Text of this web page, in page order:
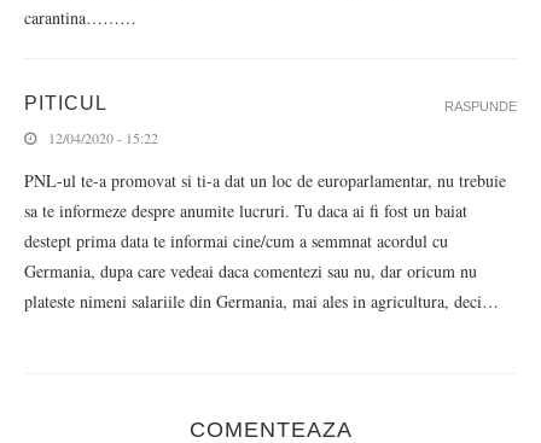
carantina………
PITICUL
12/04/2020 - 15:22
PNL-ul te-a promovat si ti-a dat un loc de europarlamentar, nu trebuie
sa te informeze despre anumite lucruri. Tu daca ai fi fost un baiat
destept prima data te informai cine/cum a semmnat acordul cu
Germania, dupa care vedeai daca comentezi sau nu, dar oricum nu
plateste nimeni salariile din Germania, mai ales in agricultura, deci…
RASPUNDE
COMENTEAZA